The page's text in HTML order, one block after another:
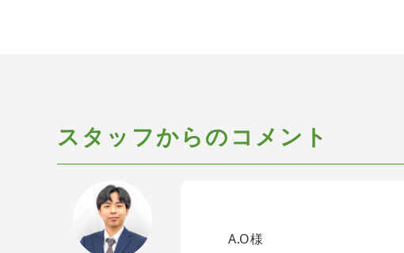
スタッフからのコメント
A.O様